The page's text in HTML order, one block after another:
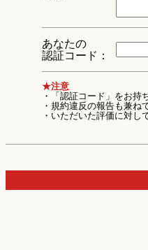
あなたの
認証コード：
★注意
・「認証コード」をお持
・規約違反の報告も兼ね
・いただいた評価に対し